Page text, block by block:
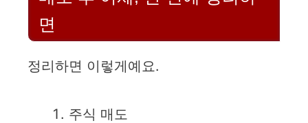
면
정리하면 이렇게예요.
주식 매도